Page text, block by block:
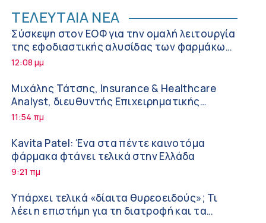
ΤΕΛΕΥΤΑΙΑ ΝΕΑ
Σύσκεψη στον ΕΟΦ για την ομαλή λειτουργία
της εφοδιαστικής αλυσίδας των φαρμάκων
στη διάρκεια του καλοκαιριού
12:08 μμ
Μιχάλης Τάτσης, Insurance & Healthcare
Analyst, διευθυντής Επιχειρηματικής
Ανάπτυξης Ομίλου HHG
11:54 πμ
Kavita Patel: Ένα στα πέντε καινοτόμα
φάρμακα φτάνει τελικά στην Ελλάδα
9:21 πμ
Υπάρχει τελικά «δίαιτα θυρεοειδούς»; Τι
λέει η επιστήμη για τη διατροφή και τα